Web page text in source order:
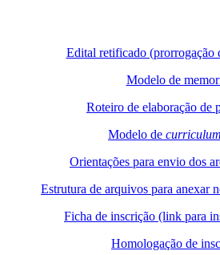
Edital retificado (prorrogação
Modelo de
Roteiro de elaboração de
Modelo de
Orientações para envio dos
Estrutura de arquivos para anexar
Ficha de inscrição (link para
Homologação de